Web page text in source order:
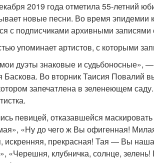
2019 года отметила 55-летний
новые песни. Во время эпидемии
с подписчиками архивными
упоминает артистов, с которыми
дуэты знаковые и судьбоносные»,
Во вторник Таисия Повалий
запечатлена в зеленеющем
певицей, отказавшейся
«Ну до чего ж Вы офигенная!
искренняя, прекрасная! Тая — Вы
«Черешня, клубничка, солнце,